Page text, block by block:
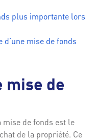
plus importante lors
d’une mise de fonds
mise de
de fonds est le
de la propriété. Ce